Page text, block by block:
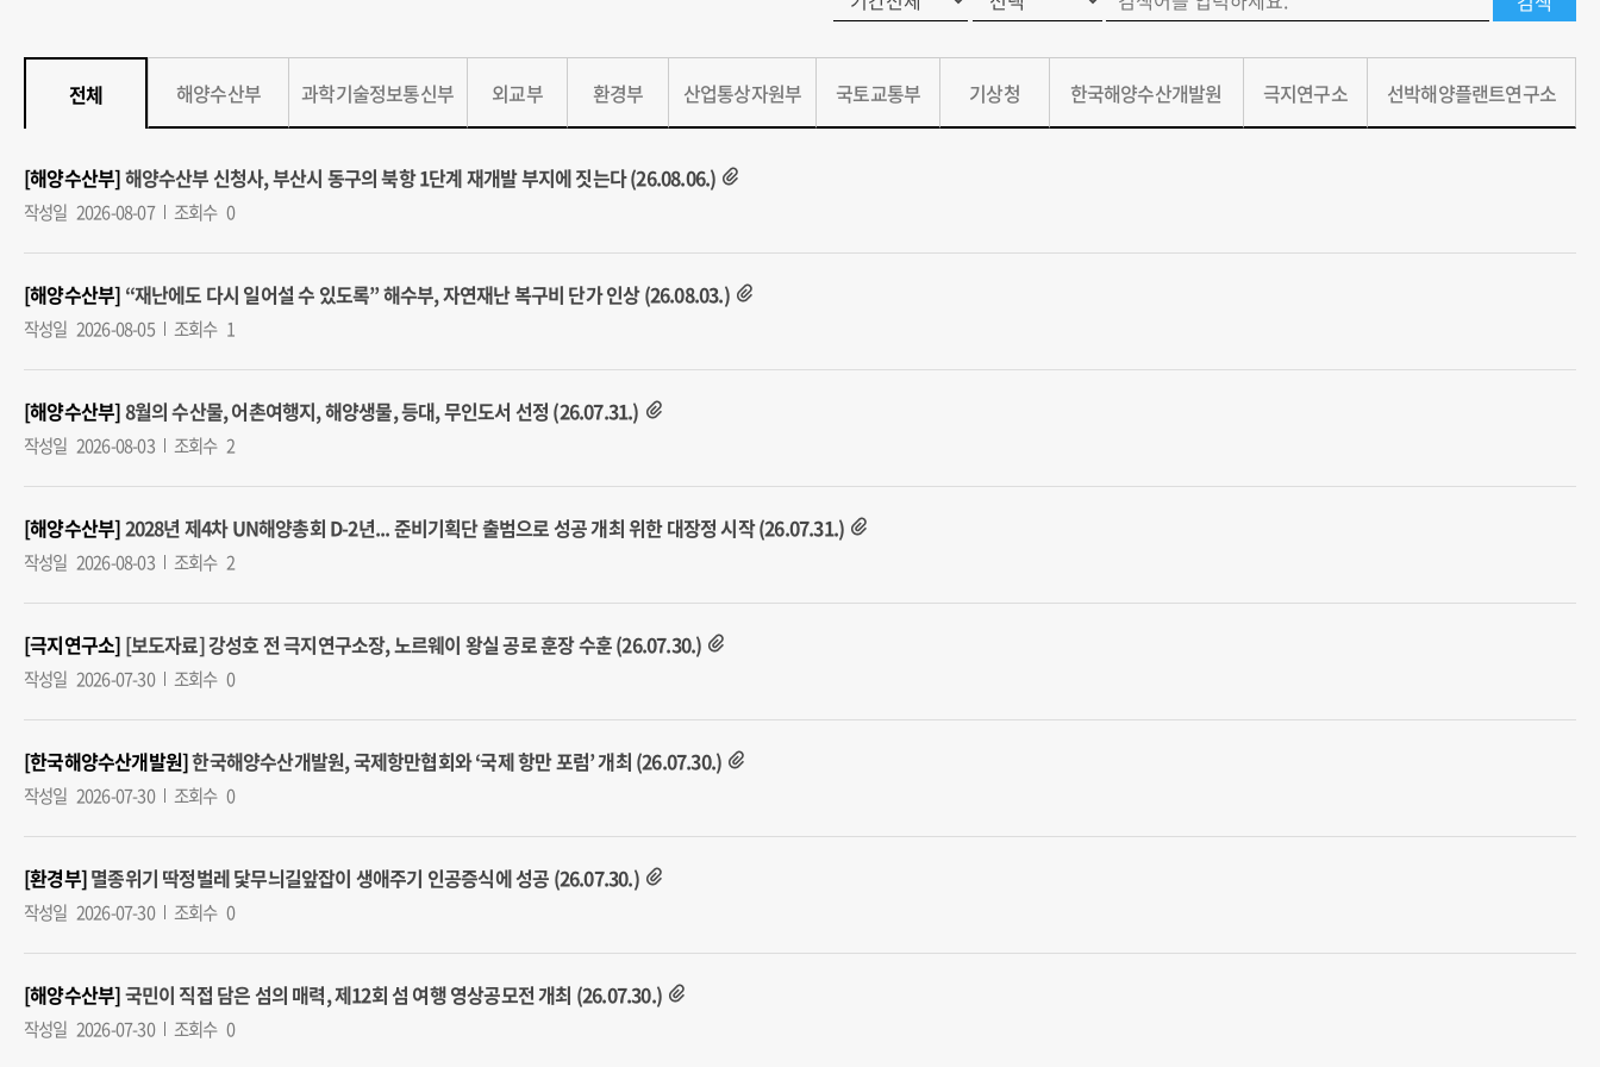
전체 해양수산부 과학기술정보통신부 외교부 환경부 산업통상자원부 국토교통부 기상청 한국해양수산개발원 극지연구소 선박해양플랜트연구소
[해양수산부]해양수산부 신청사, 부산시 동구의 북항 1단계 재개발 부지에 짓는다 (26.08.06.)
작성일 2026-08-07 조회수 0
[해양수산부] “재난에도 다시 일어설 수 있도록” 해수부, 자연재난 복구비 단가 인상 (26.08.03.)
작성일 2026-08-05 조회수 1
[해양수산부]8월의 수산물, 어촌여행지, 해양생물, 등대, 무인도서 선정 (26.07.31.)
작성일 2026-08-03 조회수 2
[해양수산부]2028년 제4차 UN해양총회 D-2년... 준비기획단 출범으로 성공 개최 위한 대장정 시작 (26.07.31.)
작성일 2026-08-03 조회수 2
[극지연구소] [보도자료] 강성호 전 극지연구소장, 노르웨이 왕실 공로 훈장 수훈 (26.07.30.)
작성일 2026-07-30 조회수 0
[한국해양수산개발원]한국해양수산개발원, 국제항만협회와 ‘국제 항만 포럼’ 개최 (26.07.30.)
작성일 2026-07-30 조회수 0
[환경부]멸종위기 딱정벌레 닻무늬길앞잡이 생애주기 인공증식에 성공 (26.07.30.)
작성일 2026-07-30 조회수 0
[해양수산부]국민이 직접 담은 섬의 매력, 제12회 섬 여행 영상공모전 개최 (26.07.30.)
작성일 2026-07-30 조회수 0